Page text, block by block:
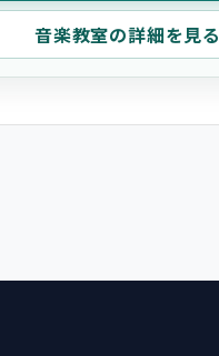
音楽教室の詳細を見る